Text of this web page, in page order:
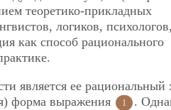
теоретико-прикладных
логиков, психологов,
как способ рационального
является ее рациональный
форма выражения
1
.